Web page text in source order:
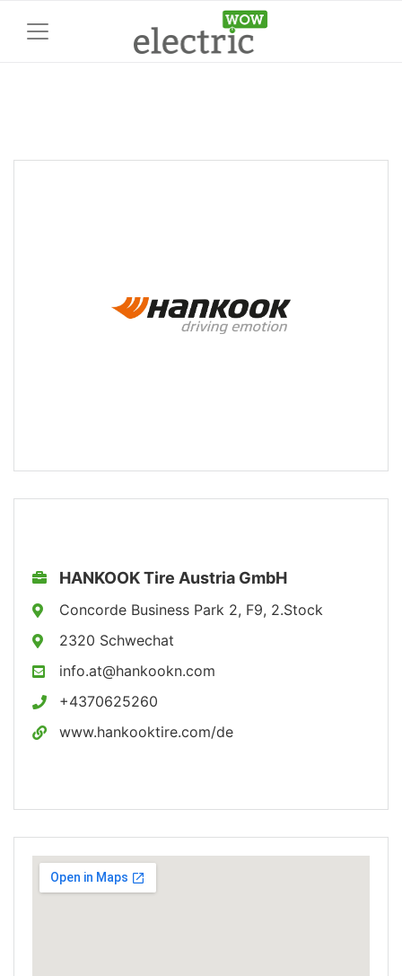
HANKOOK Tire Austria GmbH
Concorde Business Park 2, F9, 2.Stock
2320 Schwechat
info.at@hankookn.com
+4370625260
www.hankooktire.com/de